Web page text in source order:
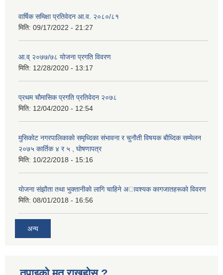
वार्षिक समिक्षा प्रतिवेदन आ.व. २०८०/८१
मिति: 09/17/2022 - 21:27
आ.व् २०७७/७८ योजना प्रगति विवरण
मिति: 12/28/2020 - 13:17
प्रथम चाैमासिक प्रगति प्रतिवेदन २०७८
मिति: 12/04/2020 - 12:54
मुसिकाेट नगरपालिकाकाे समृध्दिका संभावना र चुनाैती विषयक बाैध्दिक सम्मेलन
२०७५ कार्तिक ४ र ५ , घाेषणापत्र
मिति: 10/22/2018 - 15:16
याेजना संझाैता तथा भुक्तानीकाे लागि चाहिने अावश्यक कागजातहरूकाे विवरण
मिति: 08/01/2018 - 16:56
अन्य